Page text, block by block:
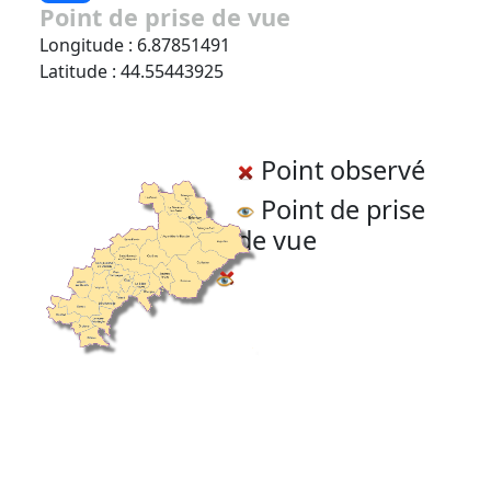
Point de prise de vue
Longitude : 6.87851491
Latitude : 44.55443925
Point observé
Point de prise
de vue